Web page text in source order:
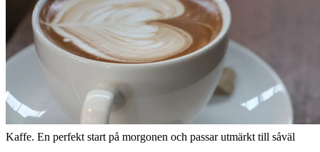
Kaffe. En perfekt start på morgonen och passar utmärkt till såväl